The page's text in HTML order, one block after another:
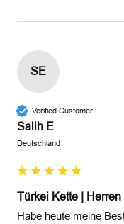
SE
Verified Customer
Salih E
Deutschland
Türkei Kette |
Habe heute meine